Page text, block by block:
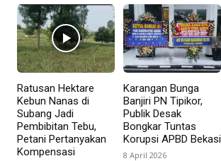
Ratusan Hektare
Kebun Nanas di
Subang Jadi
Pembibitan Tebu,
Petani Pertanyakan
Kompensasi
Karangan Bunga
Banjiri PN Tipikor,
Publik Desak
Bongkar Tuntas
Korupsi APBD Bekasi
8 April 2026